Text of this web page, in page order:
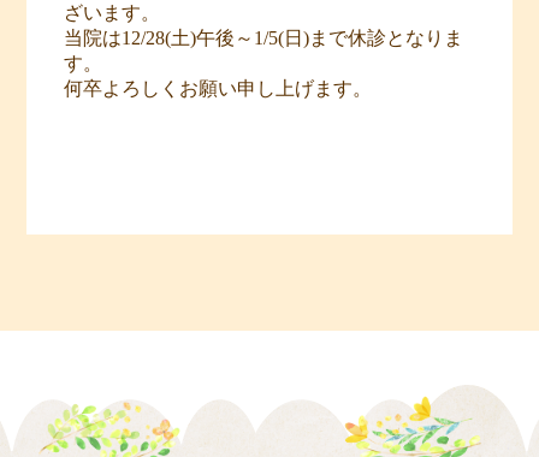
ざいます。
当院は12/28(土)午後～1/5(日)まで休診となりま
す。
何卒よろしくお願い申し上げます。